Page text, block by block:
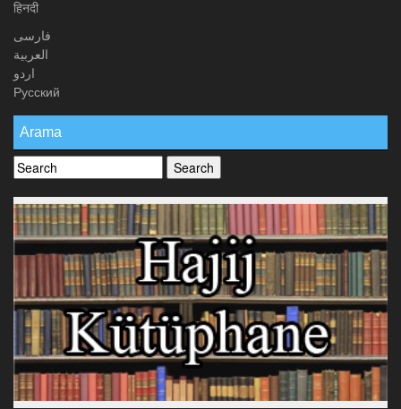
हिनदी
فارسی
العربیة
اردو
Русский
Arama